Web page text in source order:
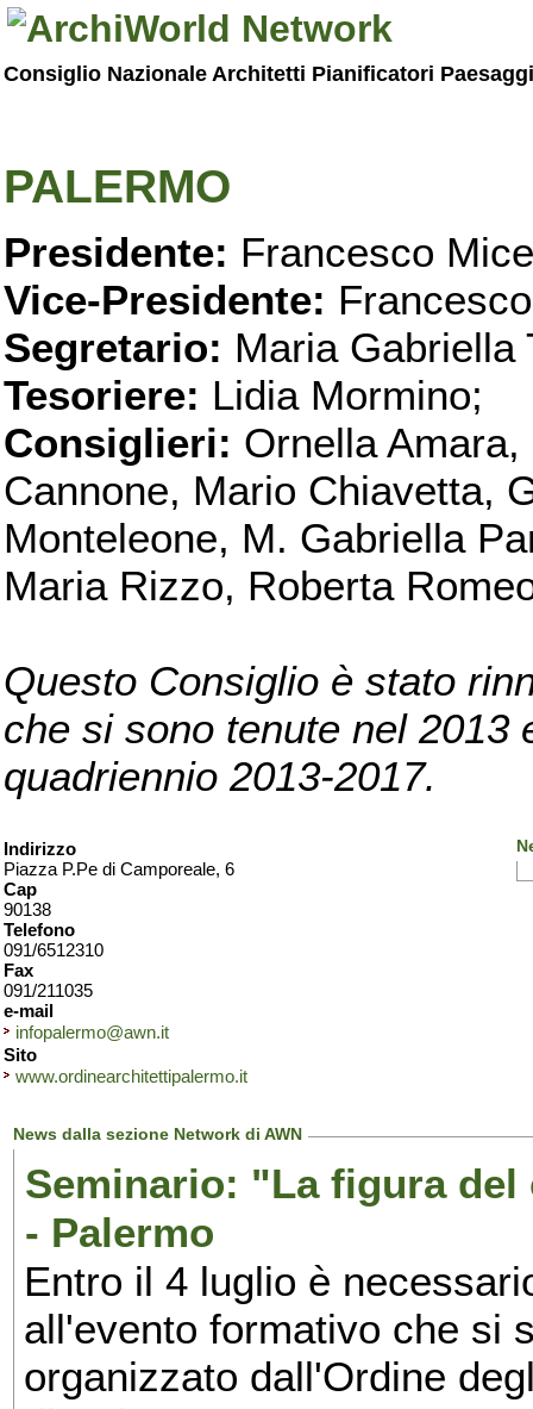
Consiglio Nazionale Architetti Pianificatori
PALERMO
Presidente: Francesco
Vice-Presidente:
Segretario: Maria Gabriella
Tesoriere: Lidia Mormino;
Consiglieri: Ornella
Cannone, Mario Chiavetta,
Monteleone, M. Gabriella
Maria Rizzo, Roberta
Questo Consiglio è stato
che si sono tenute nel 2013
quadriennio 2013-2017.
Indirizzo
Piazza P.Pe di Camporeale, 6
Cap
90138
Telefono
091/6512310
Fax
091/211035
e-mail
infopalermo@awn.it
Sito
www.ordinearchitettipalermo.it
News dalla sezione Network di AWN
Seminario: "La figura
- Palermo
Entro il 4 luglio è
all'evento formativo che si
organizzato dall'Ordine